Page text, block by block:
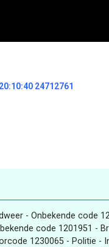
24712761
- Onbekende code
code 1201951 -
1230065 - Politie -